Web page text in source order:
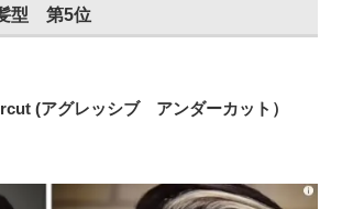
髪型 第5位
(アグレッシブ アンダーカット）